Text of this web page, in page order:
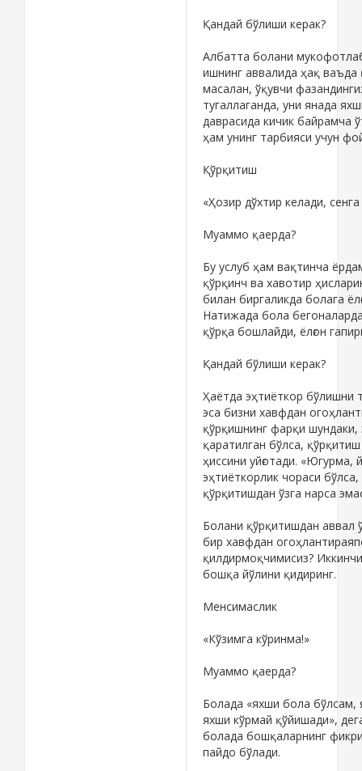
Қандай бўлиши керак?
Албатта болани
ишнинг аввалида ҳақ ваъда
масалан, ўқувчи
тугаллаганда, уни янада
даврасида кичик байрамча
ҳам унинг тарбияси учун
Қўрқитиш
«Ҳозир дўхтир келади,
Муаммо қаерда?
Бу услуб ҳам вақтинча
қўрқинч ва хавотир
билан биргаликда болага
Натижада бола
қўрқа бошлайди, ёлғон
Қандай бўлиши керак?
Ҳаётда эҳтиёткор бўлишни
эса бизни хавфдан
қўрқишнинг фарқи шундаки,
қаратилган бўлса,
ҳиссини уйғотади.
эҳтиёткорлик чораси
қўрқитишдан ўзга нарса
Болани қўрқитишдан аввал
бир хавфдан
қилдирмоқчимисиз?
бошқа йўлини қидиринг.
Менсимаслик
«Кўзимга кўринма!»
Муаммо қаерда?
Болада «яхши бола
яхши кўрмай қўйишади»,
болада бошқаларнинг
пайдо бўлади.